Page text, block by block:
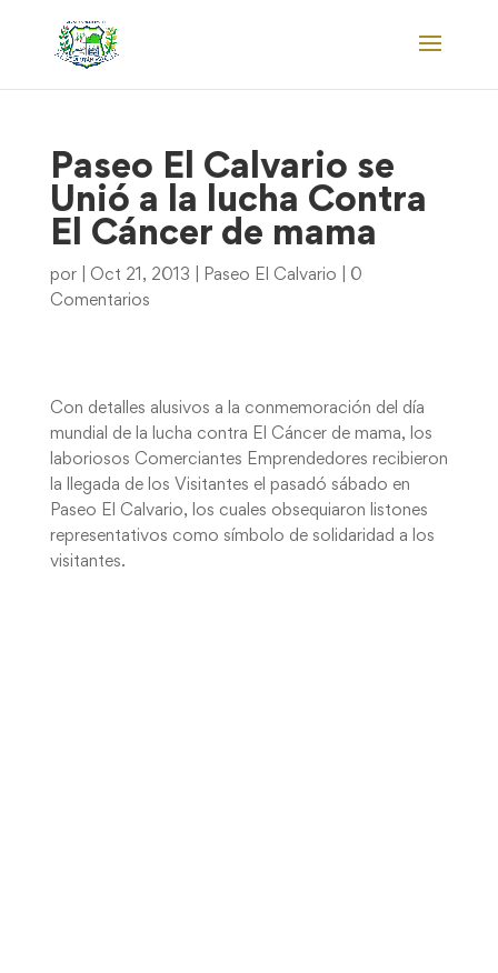
Paseo El Calvario se
Unió a la lucha Contra
El Cáncer de mama
por Oct 21, 2013 Paseo El Calvario
0
Comentarios
Con detalles alusivos a la conmemoración del día
mundial de la lucha contra El Cáncer de mama, los
laboriosos Comerciantes Emprendedores recibieron
la llegada de los Visitantes el pasadó sábado en
Paseo El Calvario, los cuales obsequiaron listones
representativos como símbolo de solidaridad a los
visitantes.